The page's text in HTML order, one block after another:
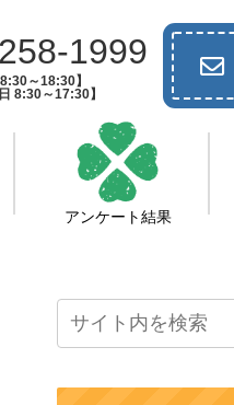
1999
～18:30】
8:30～17:30】
アンケート結果